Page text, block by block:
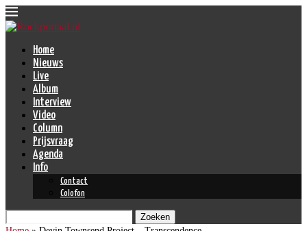
Home
Nieuws
Live
Album
Interview
Video
Column
Prijsvraag
Agenda
Info
Contact
Colofon
Zoeken